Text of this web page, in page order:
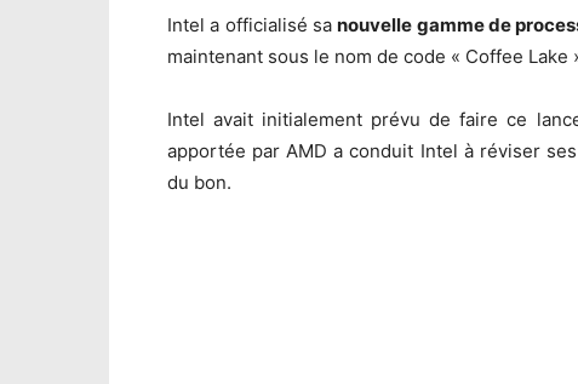
Intel a officialisé sanouvelle gamme de
maintenant sous le nom de code « Coffee Lake
Intel avait initialement prévu de faire ce
apportée par AMD a conduit Intel à réviser
du bon.